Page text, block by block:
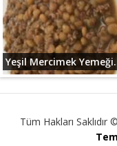
Yeşil Mercimek
Tüm Hakları Saklıdır